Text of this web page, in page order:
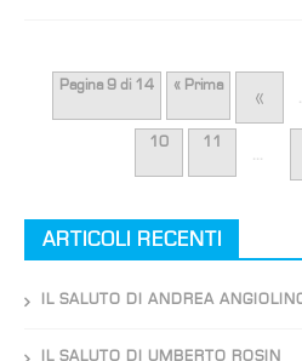
Pagina 9 di 14 « Prima «
10 11
...
ARTICOLI RECENTI
IL SALUTO DI ANDREA
IL SALUTO DI UMBERTO ROSIN